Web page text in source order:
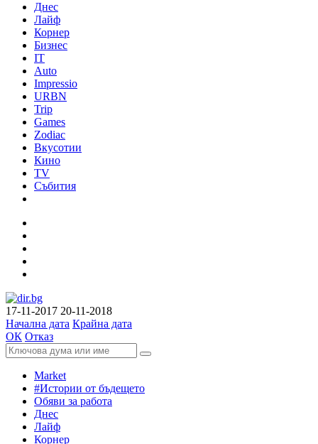
Днес
Лайф
Корнер
Бизнес
IT
Auto
Impressio
URBN
Trip
Games
Zodiac
Вкусотии
Кино
TV
Събития
17-11-2017 20-11-2018
Начална дата Крайна дата
ОК Отказ
Market
#Истории от бъдещето
Обяви за работа
Днес
Лайф
Корнер